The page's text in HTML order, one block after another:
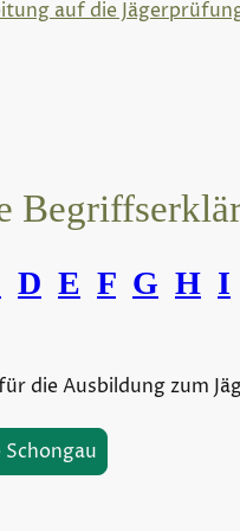
auf die
D E F G H I
die Ausbildung zum
Schongau